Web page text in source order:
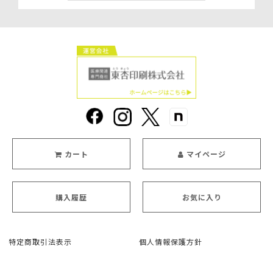
カート マイページ
購入履歴 お気に入り
特定商取引法表示 個人情報保護方針